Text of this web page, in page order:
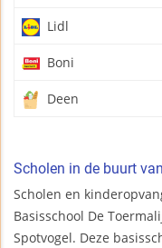
Lidl
Boni
Deen
Scholen in de buurt
Scholen en
Basisschool De
Spotvogel. Deze